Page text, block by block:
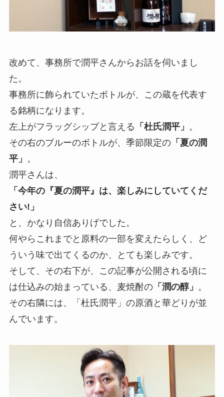
改めて、事務所で潤平さんからお話を伺いまし
た。
事務所に飾られていたボトルが、この蔵を代表す
る銘柄になります。
左上がフラッグシップと言える 「杜氏潤平」 。
その右のブルーのボトルが、季節限定の「夏の潤
平」 。
潤平さんは、
「今年の『夏の潤平』は、楽しみにしていてくだ
さい!」
と、かなり自信ありげでした。
何やらこれまでと原料の一部を変えたらしく、ど
ういう味で出てくるのか、とても楽しみです。
そして、その右下が、この記事が公開される頃に
は仕込みの始まっている、麦焼酎の「潤の醇」 。
その右隣には、「杜氏潤平」の原酒と華どりが並
んでいます。